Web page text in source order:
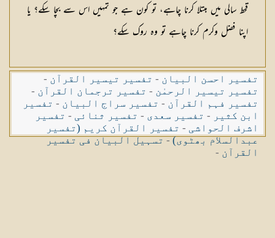
قحط سالی میں مبتلا کرنا چاہے، تو کون ہے جو تمہیں اس سے بچا سکے؟ یا
اپنا فضل وکرم کرنا چاہے تو وہ روک سکے؟
تفسیر احسن البیان - تفسیر تیسیر القرآن -
تفسیر تیسیر الرحمٰن - تفسیر ترجمان القرآن -
تفسیر فہم القرآن - تفسیر سراج البیان - تفسیر
ابن کثیر - تفسیر سعدی - تفسیر ثنائی - تفسیر
اشرف الحواشی - تفسیر القرآن کریم (تفسیر
عبدالسلام بھٹوی)-تسہیل البیان فی تفسیر
القرآن -